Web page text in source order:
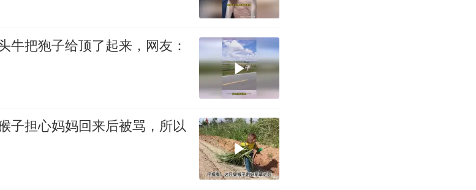
牛把狍子给顶了起来，网友：
子担心妈妈回来后被骂，所以